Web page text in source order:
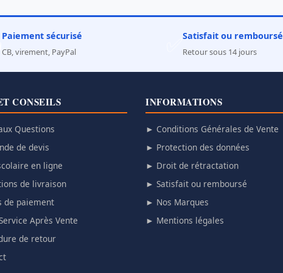
Paiement sécurisé
CB, virement, PayPal
Satisfait ou remboursé
Retour sous 14 jours
CONSEILS
Questions
de devis
en ligne
de livraison
de paiement
Après Vente
de retour
INFORMATIONS
► Conditions Générales de Vente
► Protection des données
► Droit de rétractation
► Satisfait ou remboursé
► Nos Marques
► Mentions légales